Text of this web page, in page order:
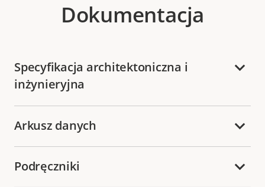
Dokumentacja
Specyfikacja architektoniczna i
inżynieryjna
Arkusz danych
Podręczniki